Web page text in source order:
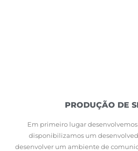
PRODUÇÃO DE
Em primeiro lugar
disponibilizamos um
desenvolver um ambiente de